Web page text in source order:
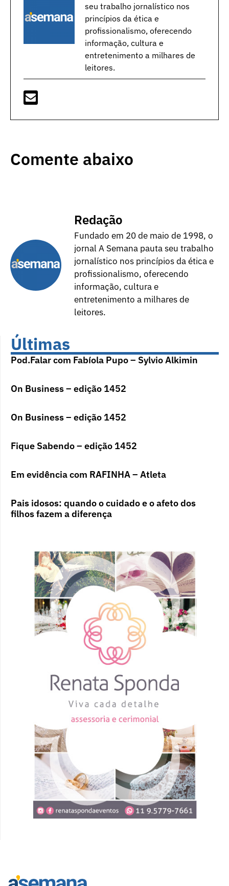
seu trabalho jornalístico nos
princípios da ética e
profissionalismo, oferecendo
informação, cultura e
entretenimento a milhares de
leitores.
Comente abaixo
Redação
Fundado em 20 de maio de 1998, o
jornal A Semana pauta seu trabalho
jornalístico nos princípios da ética e
profissionalismo, oferecendo
informação, cultura e
entretenimento a milhares de
leitores.
Últimas
Pod.Falar com Fabíola Pupo – Sylvio Alkimin
On Business – edição 1452
On Business – edição 1452
Fique Sabendo – edição 1452
Em evidência com RAFINHA – Atleta
Pais idosos: quando o cuidado e o afeto dos
filhos fazem a diferença